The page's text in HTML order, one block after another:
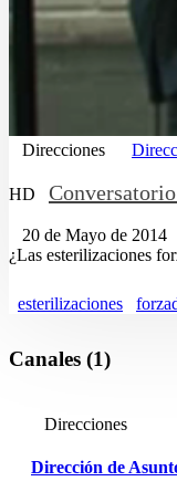
Direcciones
HD
20 de Mayo de 2014
¿Las esterilizaciones
esterilizaciones
Canales (1)
Direcciones
Dirección de